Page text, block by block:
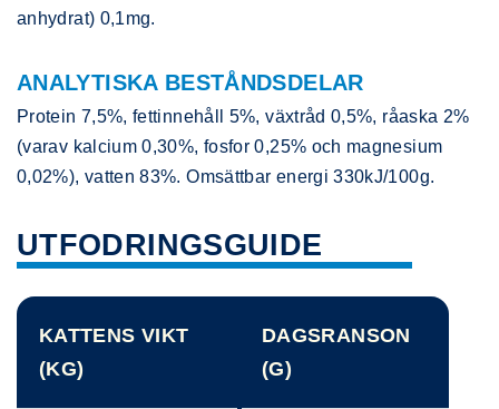
anhydrat) 0,1mg.
ANALYTISKA BESTÅNDSDELAR
Protein 7,5%, fettinnehåll 5%, växtråd 0,5%, råaska 2%
(varav kalcium 0,30%, fosfor 0,25% och magnesium
0,02%), vatten 83%. Omsättbar energi 330kJ/100g.
UTFODRINGSGUIDE
KATTENS VIKT
(KG)
DAGSRANSON
(G)